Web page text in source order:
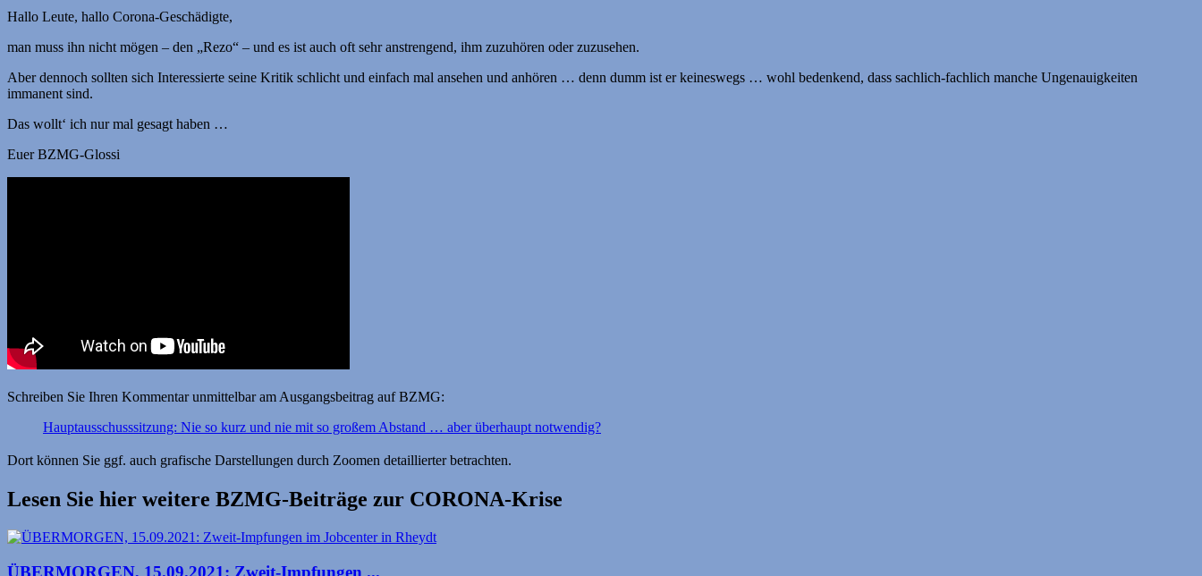
Hallo Leute, hallo Corona-Geschädigte,
man muss ihn nicht mögen – den „Rezo“ – und es ist auch oft sehr anstrengend, ihm zuzuhören oder zuzusehen.
Aber dennoch sollten sich Interessierte seine Kritik schlicht und einfach mal ansehen und anhören … denn dumm ist er keineswegs … wohl bedenkend, dass sachlich-fachlich manche Ungenauigkeiten
immanent sind.
Das wollt‘ ich nur mal gesagt haben …
Euer BZMG-Glossi
Schreiben Sie Ihren Kommentar unmittelbar am Ausgangs­beitrag auf BZMG:
Hauptausschusssitzung: Nie so kurz und nie mit so großem Abstand … aber überhaupt notwendig?
Dort können Sie ggf. auch grafische Darstellungen durch Zoomen detaillierter betrachten.
Lesen Sie hier weitere BZMG-Beiträge zur CORONA-Krise
ÜBERMORGEN, 15.09.2021: Zweit-Impfungen ...